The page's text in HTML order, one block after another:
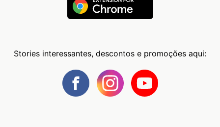
Stories interessantes, descontos e promoções aqui: